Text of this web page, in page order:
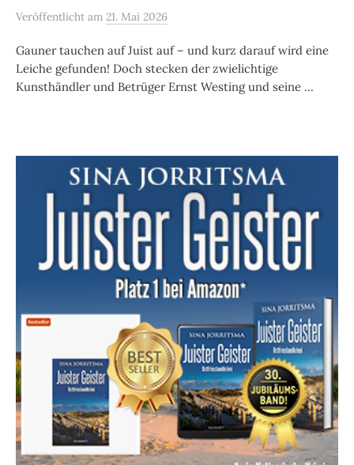
Veröffentlicht am 21. Mai 2026
Gauner tauchen auf Juist auf – und kurz darauf wird eine
Leiche gefunden! Doch stecken der zwielichtige
Kunsthändler und Betrüger Ernst Westing und seine ...